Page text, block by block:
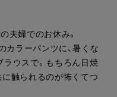
夫婦でのお休み。
カラーパンツに、暑くな
ウスで。もちろん日焼
触られるのが怖くてつ